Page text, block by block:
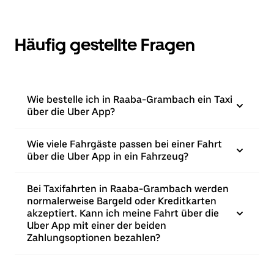
Häufig gestellte Fragen
Wie bestelle ich in Raaba-Grambach ein Taxi
über die Uber App?
Wie viele Fahrgäste passen bei einer Fahrt
über die Uber App in ein Fahrzeug?
Bei Taxifahrten in Raaba-Grambach werden
normalerweise Bargeld oder Kreditkarten
akzeptiert. Kann ich meine Fahrt über die
Uber App mit einer der beiden
Zahlungsoptionen bezahlen?